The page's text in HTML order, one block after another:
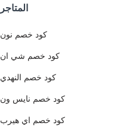
المتاجر
كود خصم نون
كود خصم شي ان
كود خصم النهدي
كود خصم نايس ون
كود خصم اي هيرب